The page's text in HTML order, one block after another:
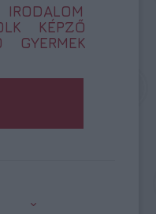
IRODALOM
KÉPZŐ
GYERMEK